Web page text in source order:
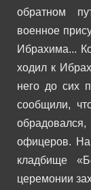
обратном
военное
Ибрахима...
ходил к
него до сих
сообщили,
офицеров.
кладбище
церемонии